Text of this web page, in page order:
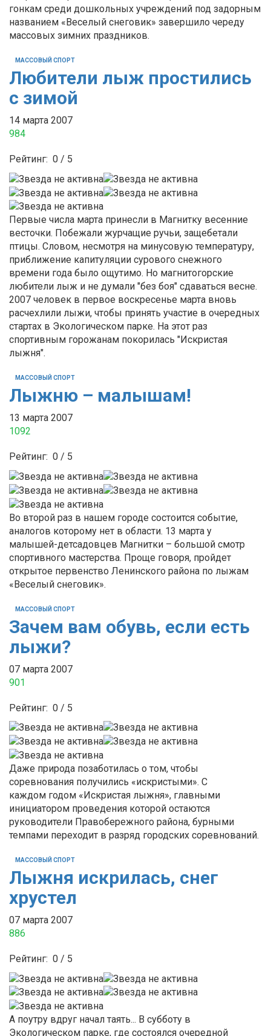
гонкам среди дошкольных учреждений под задорным
названием «Веселый снеговик» завершило череду
массовых зимних праздников.
МАССОВЫЙ СПОРТ
Любители лыж простились
с зимой
14 марта 2007
984
Рейтинг: 0 / 5
Первые числа марта принесли в Магнитку весенние
весточки. Побежали журчащие ручьи, защебетали
птицы. Словом, несмотря на минусовую температуру,
приближение капитуляции сурового снежного
времени года было ощутимо. Но магнитогорские
любители лыж и не думали "без боя" сдаваться весне.
2007 человек в первое воскресенье марта вновь
расчехлили лыжи, чтобы принять участие в очередных
стартах в Экологическом парке. На этот раз
спортивным горожанам покорилась "Искристая
лыжня".
МАССОВЫЙ СПОРТ
Лыжню – малышам!
13 марта 2007
1092
Рейтинг: 0 / 5
Во второй раз в нашем городе состоится событие,
аналогов которому нет в области. 13 марта у
малышей-детсадовцев Магнитки – большой смотр
спортивного мастерства. Проще говоря, пройдет
открытое первенство Ленинского района по лыжам
«Веселый снеговик».
МАССОВЫЙ СПОРТ
Зачем вам обувь, если есть
лыжи?
07 марта 2007
901
Рейтинг: 0 / 5
Даже природа позаботилась о том, чтобы
соревнования получились «искристыми». С
каждом годом «Искристая лыжня», главными
инициатором проведения которой остаются
руководители Правобережного района, бурными
темпами переходит в разряд городских соревнований.
МАССОВЫЙ СПОРТ
Лыжня искрилась, снег
хрустел
07 марта 2007
886
Рейтинг: 0 / 5
А поутру вдруг начал таять... В субботу в
Экологическом парке, где состоялся очередной